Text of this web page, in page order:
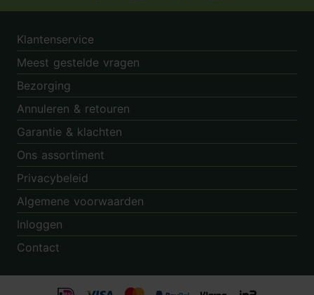
Tuincentrum.nl op Facebook
Tuincentrum.nl op Instagram
Tuincentrum.nl op Twitter
Tuincentrum.nl op
Klantenservice
Meest gestelde vragen
Bezorging
Annuleren & retouren
Garantie & klachten
Ons assortiment
Privacybeleid
Algemene voorwaarden
Inloggen
Contact